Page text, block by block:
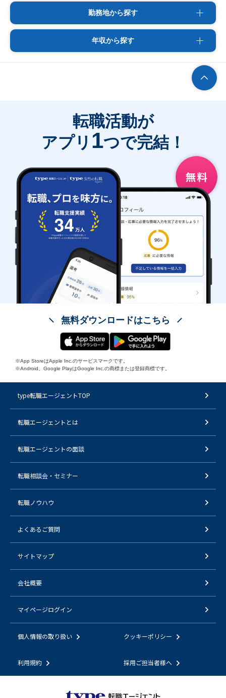
勤務地から探す
年収から探す
転職活動が
アプリ 1つで完結！
無料ダウンロードはこちら
※App StoreはApple Inc.のサービスマークです。
※Android、Google PlayはGoogle Inc.の商標または登録商標です。
type転職エージェントTOP
転職エージェントとは
転職エージェントの面談
転職相談会・セミナー
転職ノウハウ
よくあるご質問
サイトマップ
会社概要
マイページログイン
個人情報の取り扱い クッキーポリシー
利用規約 採用ご担当者様へ